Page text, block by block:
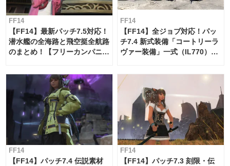
FF14
【FF14】最新パッチ7.5対応！
潜水艦の全海路と飛空挺全航路
のまとめ！【フリーカンパニ
FF14
【FF14】全ジョブ対応！パッ
チ7.4 新式装備「コートリーラ
ヴァー装備」一式（IL770）の
FF14
【FF14】パッチ7.4 伝説素材
FF14
【FF14】パッチ7.3 刻限・伝